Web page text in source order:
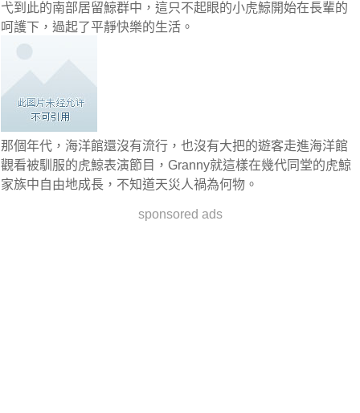
弋到此的南部居留鯨群中，這只不起眼的小虎鯨開始在長輩的
呵護下，過起了平靜快樂的生活。
那個年代，海洋館還沒有流行，也沒有大把的遊客走進海洋館
觀看被馴服的虎鯨表演節目，Granny就這樣在幾代同堂的虎鯨
家族中自由地成長，不知道天災人禍為何物。
sponsored ads